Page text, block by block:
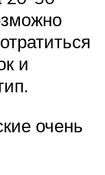
и
очень